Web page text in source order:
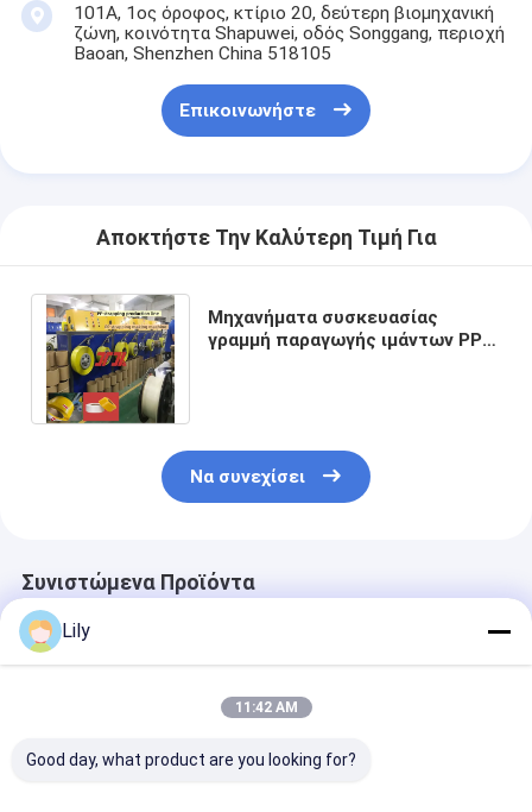
101Α, 1ος όροφος, κτίριο 20, δεύτερη βιομηχανική
ζώνη, κοινότητα Shapuwei, οδός Songgang, περιοχή
Baoan, Shenzhen China 518105
Επικοινωνήστε
Αποκτήστε Την Καλύτερη Τιμή Για
Μηχανήματα συσκευασίας
γραμμή παραγωγής ιμάντων PP
Να συνεχίσει
Συνιστώμενα Προϊόντα
Lily
11:42 AM
Good day, what product are you looking for?